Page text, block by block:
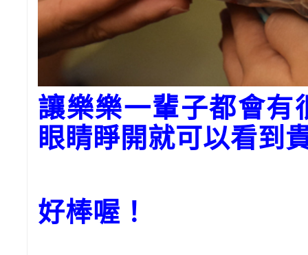
讓樂樂一輩子都會有
眼睛睜開就可以看到
好棒喔！